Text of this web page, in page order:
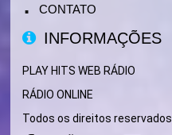
CONTATO
INFORMAÇÕES
PLAY HITS WEB RÁDIO
RÁDIO ONLINE
Todos os direitos reservados.